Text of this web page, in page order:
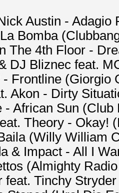
Austin -
Bomba
The 4th Floor -
DJ Bliznec feat.
Frontline (Giorgio
Akon - Dirty
- African Sun (Club
Theory - Okay!
(Willy William
& Impact - All I
(Almighty
feat. Tinchy